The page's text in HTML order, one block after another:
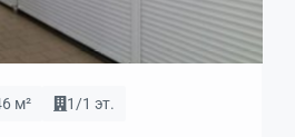
м² 1/1 эт.